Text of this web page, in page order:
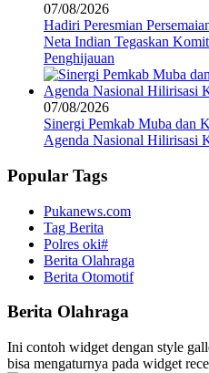
07/08/2026
Hadiri Peresmian
Neta Indian Tegaskan
Penghijauan
07/08/2026
Sinergi Pemkab Muba dan
Agenda Nasional Hilirisasi
Popular Tags
Pukanews.com
Tag Berita
Polres oki#
Berita Olahraga
Berita Otomotif
Berita Olahraga
Ini contoh widget dengan style
bisa mengaturnya pada widget